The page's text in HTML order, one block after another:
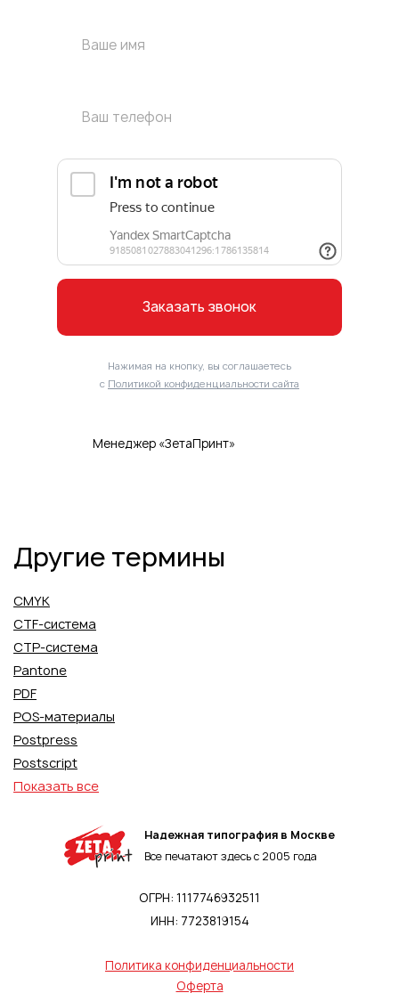
Менеджер «ЗетаПринт»
Заказать звонок
Нажимая на кнопку, вы соглашаетесь
с Политикой конфиденциальности сайта
Другие термины
CMYK
CTF-система
CTP-система
Pantone
PDF
POS-материалы
Postpress
Postscript
Показать все
Надежная типография в Москве
Все печатают здесь с 2005 года
ОГРН: 1117746932511
ИНН: 7723819154
Политика конфиденциальности
Оферта